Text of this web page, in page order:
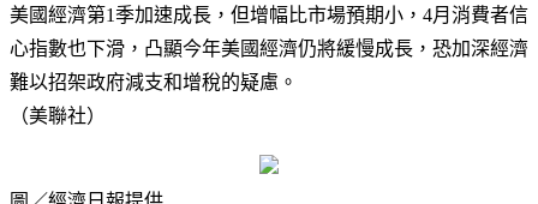
美國經濟第1季加速成長，但增幅比市場預期小，4月消費者信
心指數也下滑，凸顯今年美國經濟仍將緩慢成長，恐加深經濟
難以招架政府減支和增稅的疑慮。
（美聯社）